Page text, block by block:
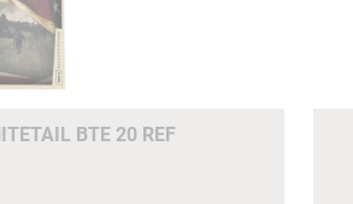
BTE 20 REF